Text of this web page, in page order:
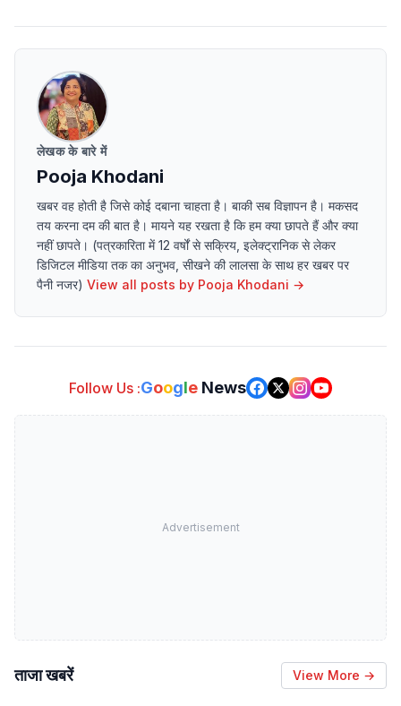
लेखक के बारे में
Pooja Khodani
खबर वह होती है जिसे कोई दबाना चाहता है। बाकी सब विज्ञापन है। मकसद
तय करना दम की बात है। मायने यह रखता है कि हम क्या छापते हैं और क्या
नहीं छापते। (पत्रकारिता में 12 वर्षों से सक्रिय, इलेक्ट्रानिक से लेकर
डिजिटल मीडिया तक का अनुभव, सीखने की लालसा के साथ हर खबर पर
पैनी नजर) View all posts by Pooja Khodani →
Follow Us :Google News
Advertisement
ताजा खबरें View More →